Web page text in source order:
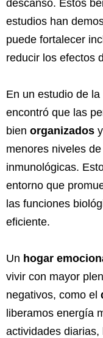
descanso. Estos
estudios han
puede fortalecer
reducir los efectos
En un estudio de la
encontró que las
bien organizados
menores niveles
inmunológicas.
entorno que
las funciones
eficiente.
Un hogar
vivir con mayor
negativos, como el
liberamos energía
actividades